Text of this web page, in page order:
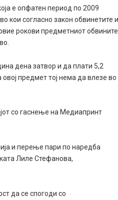
е опфатен период по 2009
кои согласно закон обвинетите
рокови предметниот
дена затвор и да плати 5,2
предмет тој нема да влезе во
со гаснење на Медиапринт
и перење пари по наредба
Лиле Стефанова,
да се спогоди со